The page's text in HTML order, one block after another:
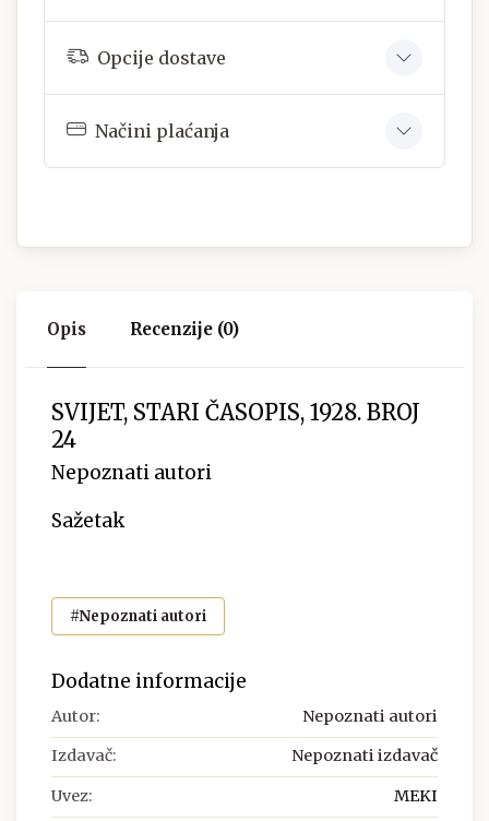
Opcije dostave
Načini plaćanja
Opis Recenzije (0)
SVIJET, STARI ČASOPIS, 1928. BROJ
24
Nepoznati autori
Sažetak
#Nepoznati autori
Dodatne informacije
Autor: Nepoznati autori
Izdavač: Nepoznati izdavač
Uvez: MEKI